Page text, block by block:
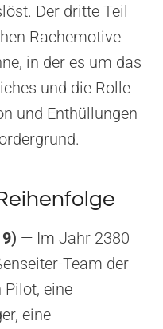
Der dritte Teil
Rachemotive
in der es um das
und die Rolle
und Enthüllungen
— Im Jahr 2380
Team der
Pilot, eine
eine